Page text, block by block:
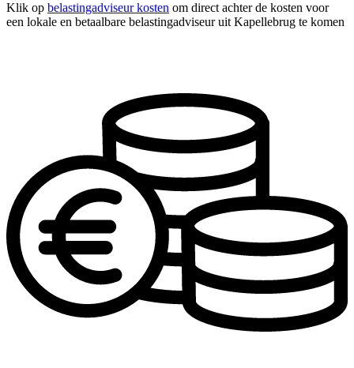
Klik op belastingadviseur kosten om direct achter de kosten voor
een lokale en betaalbare belastingadviseur uit Kapellebrug te komen